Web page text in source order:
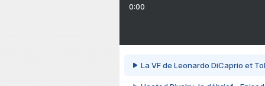
0:00
La VF de Leonardo DiCaprio et